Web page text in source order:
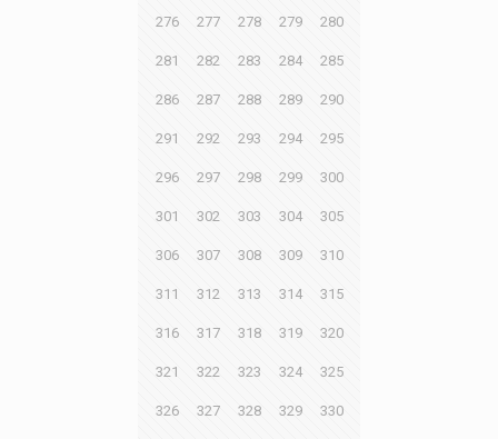
276 277 278 279 280
281 282 283 284 285
286 287 288 289 290
291 292 293 294 295
296 297 298 299 300
301 302 303 304 305
306 307 308 309 310
311 312 313 314 315
316 317 318 319 320
321 322 323 324 325
326 327 328 329 330